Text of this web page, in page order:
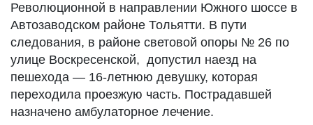
Революционной в направлении Южного шоссе в
Автозаводском районе Тольятти. В пути
следования, в районе световой опоры № 26 по
улице Воскресенской, допустил наезд на
пешехода — 16-летнюю девушку, которая
переходила проезжую часть. Пострадавшей
назначено амбулаторное лечение.